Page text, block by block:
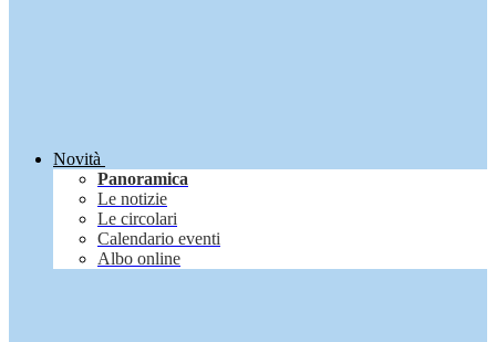
Novità
Panoramica
Le notizie
Le circolari
Calendario eventi
Albo online